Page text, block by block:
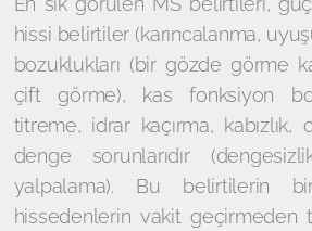
hissi belirtiler (karıncalanma,
bozuklukları (bir gözde görme
çift görme), kas fonksiyon
titreme, idrar kaçırma,
denge sorunlarıdır
yalpalama). Bu belirtilerin
hissedenlerin vakit